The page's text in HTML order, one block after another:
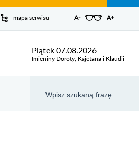
mapa serwisu A-pomniejsz czcionkę
Zresetuj czcionkę
A+
Piątek 07.08.2026
Imieniny Doroty, Kajetana i Klaudii